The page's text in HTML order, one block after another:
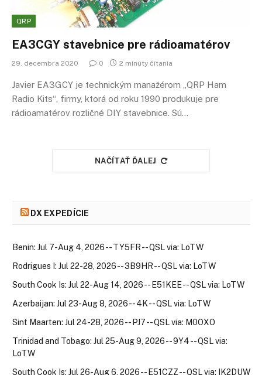
QRP
EA3CGY stavebnice pre rádioamatérov
29. decembra 2020 0 2 minúty čítania
Javier EA3GCY je technickým manažérom „QRP Ham
Radio Kits“, firmy, ktorá od roku 1990 produkuje pre
rádioamatérov rozličné DIY stavebnice. Sú…
NAČÍTAŤ ĎALEJ
DX EXPEDÍCIE
Benin: Jul 7-Aug 4, 2026 -- TY5FR -- QSL via: LoTW
Rodrigues I: Jul 22-28, 2026 -- 3B9HR -- QSL via: LoTW
South Cook Is: Jul 22-Aug 14, 2026 -- E51KEE -- QSL via: LoTW
Azerbaijan: Jul 23-Aug 8, 2026 -- 4K -- QSL via: LoTW
Sint Maarten: Jul 24-28, 2026 -- PJ7 -- QSL via: M0OXO
Trinidad and Tobago: Jul 25-Aug 9, 2026 -- 9Y4 -- QSL via:
LoTW
South Cook Is: Jul 26-Aug 6, 2026 -- E51CZZ -- QSL via: IK2DUW